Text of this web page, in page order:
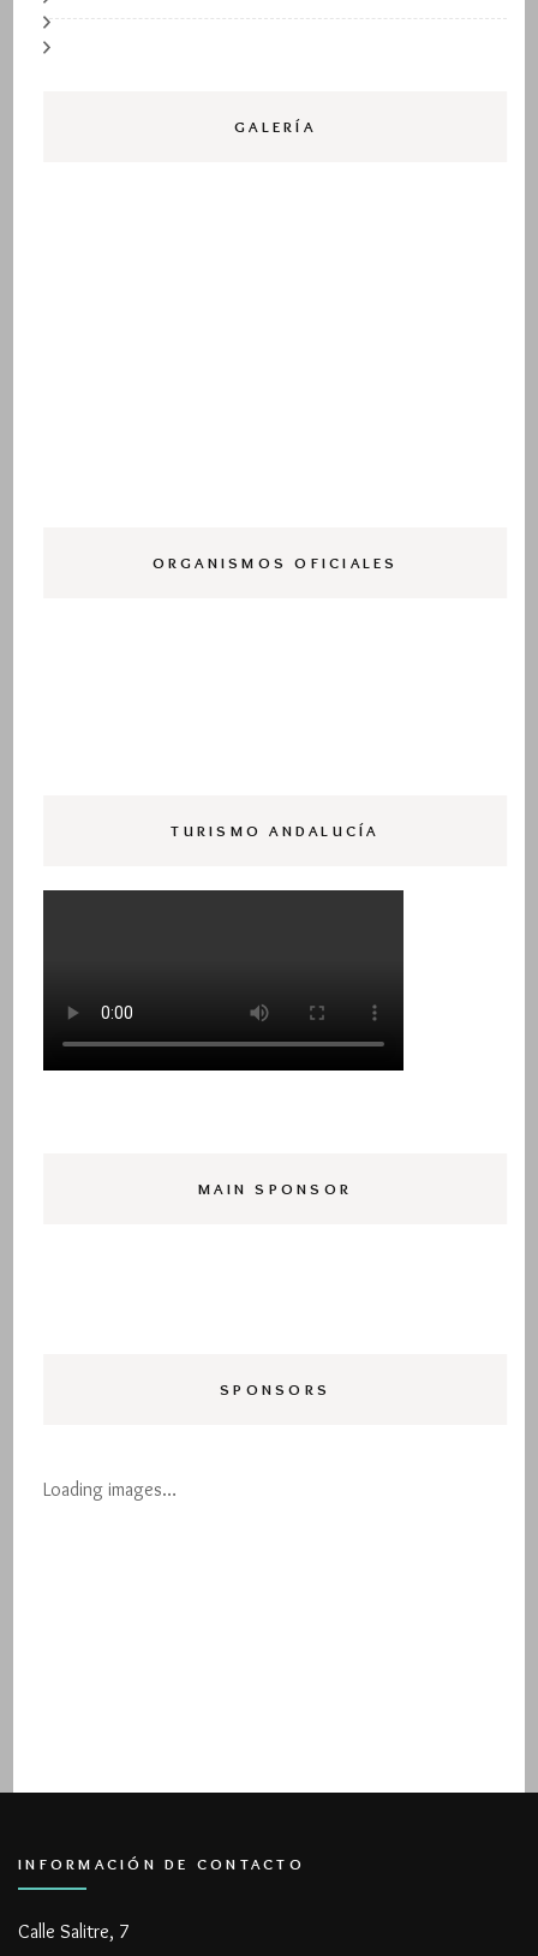
GALERÍA
ORGANISMOS OFICIALES
TURISMO ANDALUCÍA
MAIN SPONSOR
SPONSORS
Loading images…
INFORMACIÓN DE CONTACTO
Calle Salitre, 7